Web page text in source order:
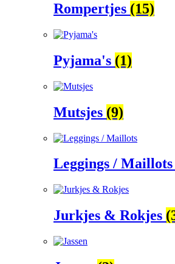
Rompertjes (15)
Pyjama's (1)
Mutsjes (9)
Leggings / Maillots
Jurkjes & Rokjes